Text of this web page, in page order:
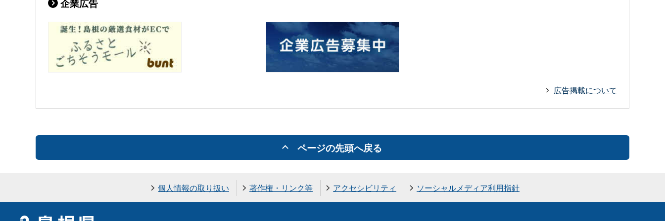
企業広告
広告掲載について
ページの先頭へ戻る
個人情報の取り扱い 著作権・リンク等 アクセシビリティ ソーシャルメディア利用指針